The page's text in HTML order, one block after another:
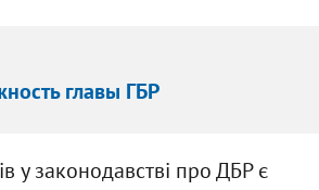
главы ГБР
у законодавстві про ДБР є